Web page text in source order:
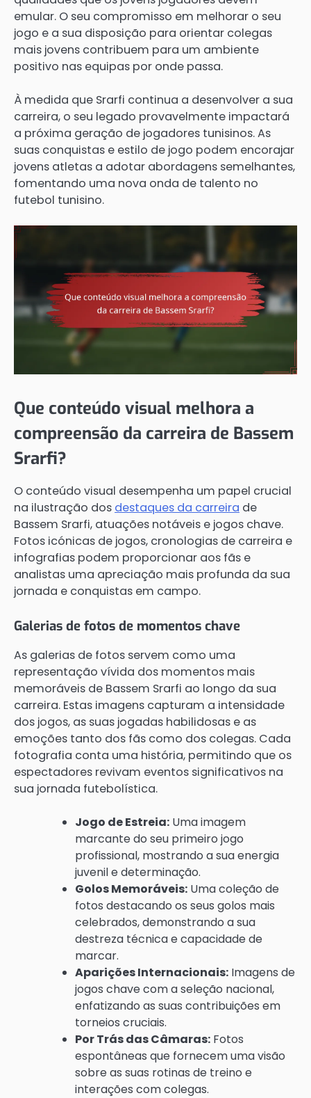
emular. O seu compromisso em melhorar o seu
jogo e a sua disposição para orientar colegas
mais jovens contribuem para um ambiente
positivo nas equipas por onde passa.
À medida que Srarfi continua a desenvolver a sua
carreira, o seu legado provavelmente impactará
a próxima geração de jogadores tunisinos. As
suas conquistas e estilo de jogo podem encorajar
jovens atletas a adotar abordagens semelhantes,
fomentando uma nova onda de talento no
futebol tunisino.
Que conteúdo visual melhora a
compreensão da carreira de Bassem
Srarfi?
O conteúdo visual desempenha um papel crucial
na ilustração dos destaques da carreira de
Bassem Srarfi, atuações notáveis e jogos chave.
Fotos icónicas de jogos, cronologias de carreira e
infografias podem proporcionar aos fãs e
analistas uma apreciação mais profunda da sua
jornada e conquistas em campo.
Galerias de fotos de momentos chave
As galerias de fotos servem como uma
representação vívida dos momentos mais
memoráveis de Bassem Srarfi ao longo da sua
carreira. Estas imagens capturam a intensidade
dos jogos, as suas jogadas habilidosas e as
emoções tanto dos fãs como dos colegas. Cada
fotografia conta uma história, permitindo que os
espectadores revivam eventos significativos na
sua jornada futebolística.
Jogo de Estreia: Uma imagem
marcante do seu primeiro jogo
profissional, mostrando a sua energia
juvenil e determinação.
Golos Memoráveis: Uma coleção de
fotos destacando os seus golos mais
celebrados, demonstrando a sua
destreza técnica e capacidade de
marcar.
Aparições Internacionais: Imagens de
jogos chave com a seleção nacional,
enfatizando as suas contribuições em
torneios cruciais.
Por Trás das Câmaras: Fotos
espontâneas que fornecem uma visão
sobre as suas rotinas de treino e
interações com colegas.